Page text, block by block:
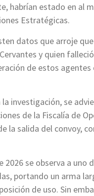
habrían estado en al
Estratégicas.
datos que arroje
y quien
de estos
investigación, se
de la Fiscalía de
la salida del convoy,
se observa a uno
portando un arma
de uso. Sin